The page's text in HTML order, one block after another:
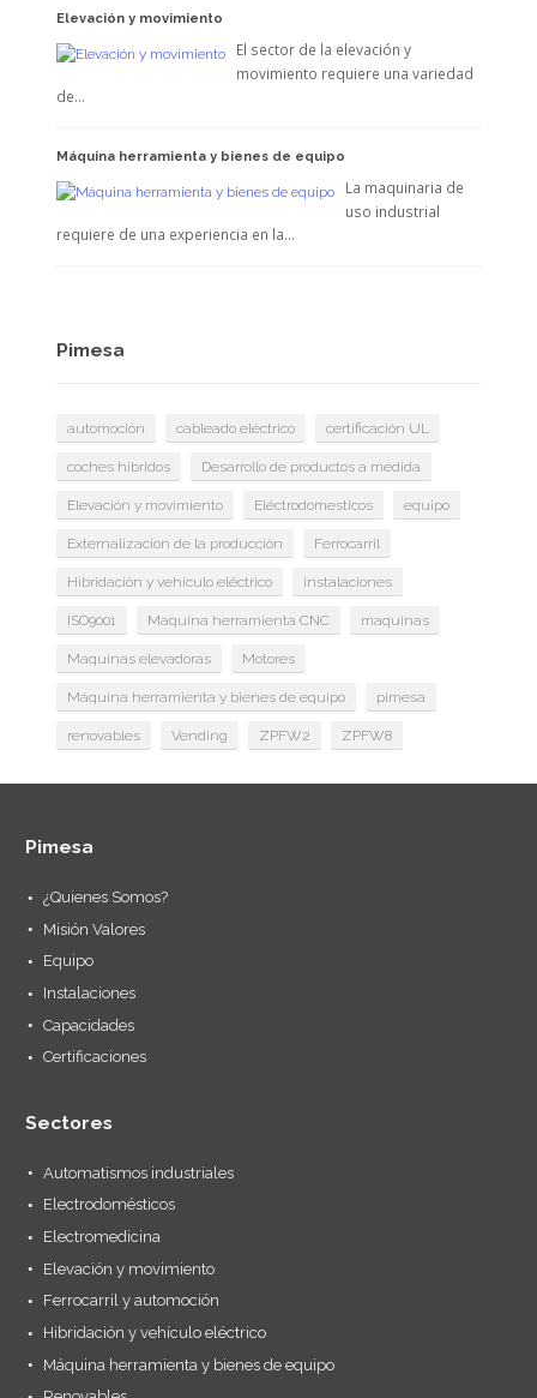
Elevación y movimiento
El sector de la elevación y
movimiento requiere una variedad
de…
Máquina herramienta y bienes de equipo
La maquinaria de
uso industrial
requiere de una experiencia en la…
Pimesa
automoción cableado eléctrico certificación UL
coches hibridos Desarrollo de productos a medida
Elevación y movimiento Eléctrodomesticos equipo
Externalizacion de la producción Ferrocarril
Hibridación y vehículo eléctrico instalaciones
ISO9001 Maquina herramienta CNC maquinas
Maquinas elevadoras Motores
Máquina herramienta y bienes de equipo pimesa
renovables Vending ZPFW2 ZPFW8
Pimesa
¿Quienes Somos?
Misión Valores
Equipo
Instalaciones
Capacidades
Certificaciones
Sectores
Automatismos industriales
Electrodomésticos
Electromedicina
Elevación y movimiento
Ferrocarril y automoción
Hibridación y vehículo eléctrico
Máquina herramienta y bienes de equipo